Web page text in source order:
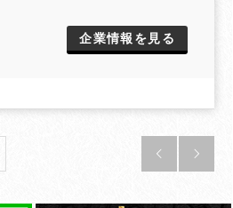
企業情報を見る
 